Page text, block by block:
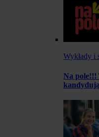
Wykłady i
Na pole!!!